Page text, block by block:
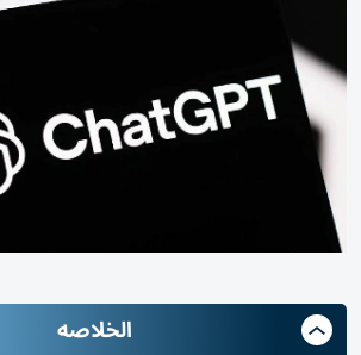
الخلاصه